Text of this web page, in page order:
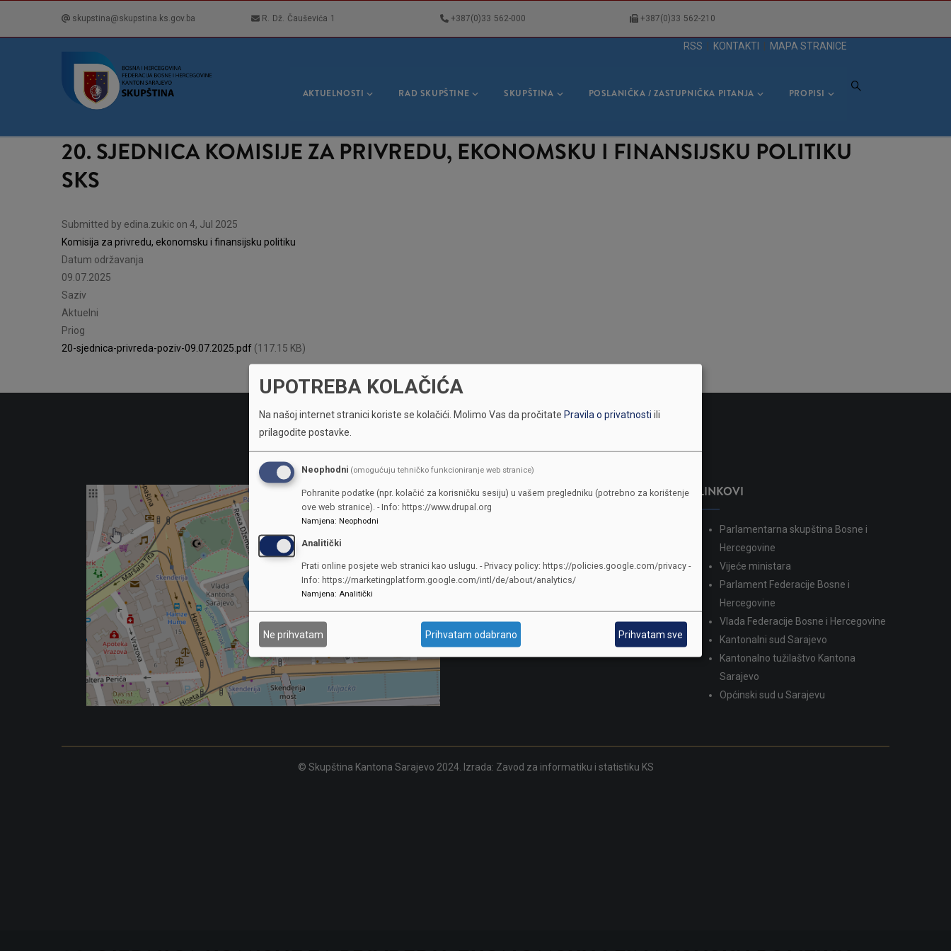
skupstina@skupstina.ks.gov.ba R. Dž. Čauševića 1 +387(0)33 562-000 +387(0)33 562-210
RSS KONTAKTI MAPA STRANICE
NAVIGACIJA
AKTUELNOSTI RAD SKUPŠTINE SKUPŠTINA POSLANIČKA / ZASTUPNIČKA PITANJA PROPISI
20. SJEDNICA KOMISIJE ZA PRIVREDU, EKONOMSKU I FINANSIJSKU POLITIKU
SKS
Submitted by edina.zukic on 4, Jul 2025
Komisija za privredu, ekonomsku i finansijsku politiku
Datum održavanja
09.07.2025
Saziv
Aktuelni
Priog
20-sjednica-privreda-poziv-09.07.2025.pdf (117.15 KB)
KONTAKTI
Čauševića 1
387 33 562-044
skupstina@skupstina.ks.gov.ba
LINKOVI
Parlamentarna skupština Bosne i
Hercegovine
Vijeće ministara
Parlament Federacije Bosne i
Hercegovine
Vlada Federacije Bosne i Hercegovine
Kantonalni sud Sarajevo
Kantonalno tužilaštvo Kantona
Sarajevo
Općinski sud u Sarajevu
© Skupština Kantona Sarajevo 2024. Izrada: Zavod za informatiku i statistiku KS
UPOTREBA KOLAČIĆA
Na našoj internet stranici koriste se kolačići. Molimo Vas da pročitate Pravila o privatnosti ili
prilagodite postavke.
Neophodni (omogućuju tehničko funkcioniranje web stranice)
Pohranite podatke (npr. kolačić za korisničku sesiju) u vašem pregledniku (potrebno za korištenje
ove web stranice). - Info: https://www.drupal.org
Namjena: Neophodni
Analitički
Prati online posjete web stranici kao uslugu. - Privacy policy: https://policies.google.com/privacy -
Info: https://marketingplatform.google.com/intl/de/about/analytics/
Namjena: Analitički
Ne prihvatam Prihvatam odabrano Prihvatam sve